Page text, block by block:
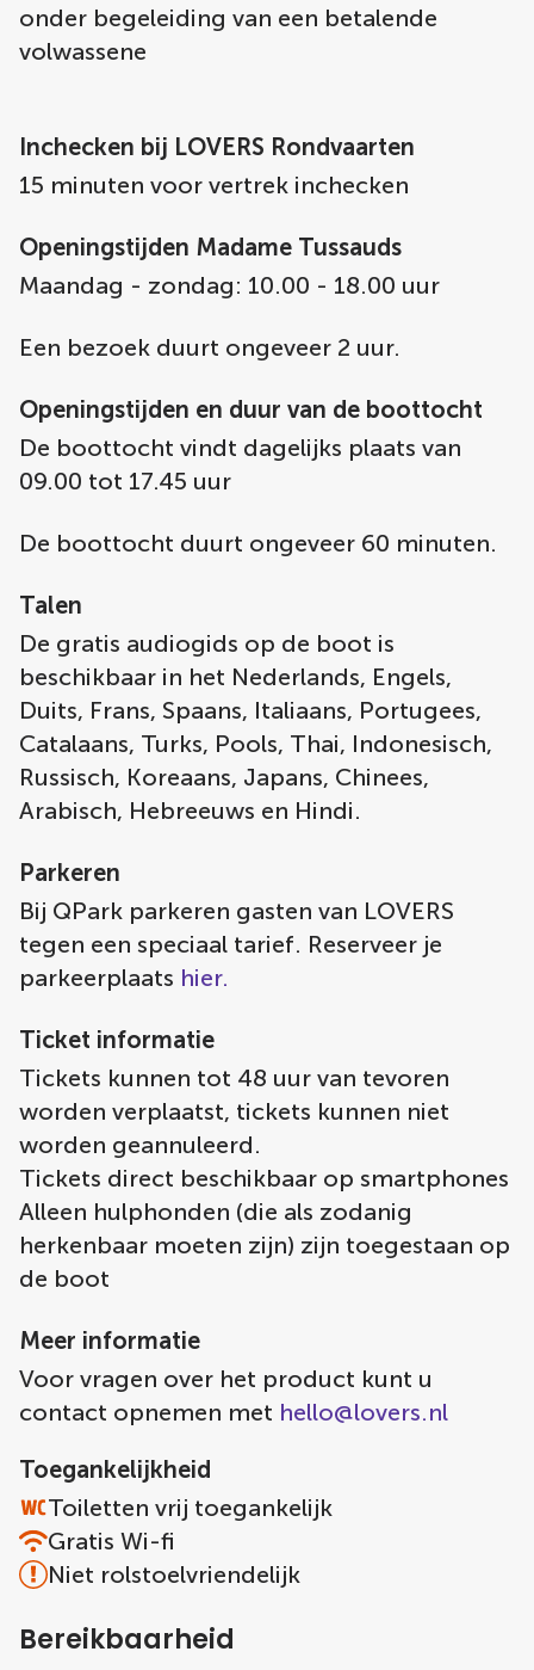
onder begeleiding van een betalende
volwassene
Inchecken bij LOVERS Rondvaarten
15 minuten voor vertrek inchecken
Openingstijden Madame Tussauds
Maandag - zondag: 10.00 - 18.00 uur
Een bezoek duurt ongeveer 2 uur.
Openingstijden en duur van de boottocht
De boottocht vindt dagelijks plaats van
09.00 tot 17.45 uur
De boottocht duurt ongeveer 60 minuten.
Talen
De gratis audiogids op de boot is
beschikbaar in het Nederlands, Engels,
Duits, Frans, Spaans, Italiaans, Portugees,
Catalaans, Turks, Pools, Thai, Indonesisch,
Russisch, Koreaans, Japans, Chinees,
Arabisch, Hebreeuws en Hindi.
Parkeren
Bij QPark parkeren gasten van LOVERS
tegen een speciaal tarief. Reserveer je
parkeerplaats hier.
Ticket informatie
Tickets kunnen tot 48 uur van tevoren
worden verplaatst, tickets kunnen niet
worden geannuleerd.
Tickets direct beschikbaar op smartphones
Alleen hulphonden (die als zodanig
herkenbaar moeten zijn) zijn toegestaan op
de boot
Meer informatie
Voor vragen over het product kunt u
contact opnemen met hello@lovers.nl
Toegankelijkheid
Toiletten vrij toegankelijk
Gratis Wi-fi
Niet rolstoelvriendelijk
Bereikbaarheid